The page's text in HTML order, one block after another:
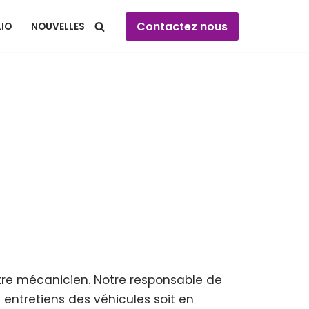
NOUVELLES Contactez nous
mécanicien. Notre responsable de
des véhicules soit en